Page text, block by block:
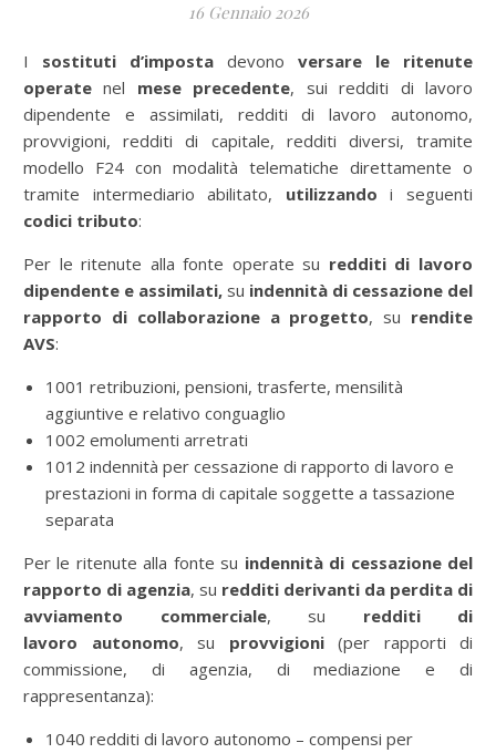
16 Gennaio 2026
I sostituti d’imposta devono versare le ritenute
operate nel mese precedente,
sui redditi di lavoro
dipendente e assimilati, redditi di lavoro autonomo,
provvigioni, redditi di capitale, redditi diversi, tramite
modello F24 con modalità telematiche direttamente o
tramite intermediario abilitato, utilizzandoi seguenti
codici tributo:
Per le ritenute alla fonte operate su redditi di lavoro
dipendente e assimilati, su indennità di cessazione del
rapporto di collaborazione a progetto, su rendite
AVS:
1001 retribuzioni, pensioni, trasferte, mensilità
aggiuntive e relativo conguaglio
1002 emolumenti arretrati
1012 indennità per cessazione di rapporto di lavoro e
prestazioni in forma di capitale soggette a tassazione
separata
Per le ritenute alla fonte su indennità di cessazione del
rapporto di agenzia, su redditi derivanti da perdita di
avviamento commerciale, su redditi di
lavoro autonomo, su provvigioni(per rapporti di
commissione, di agenzia, di mediazione e di
rappresentanza):
1040 redditi di lavoro autonomo – compensi per